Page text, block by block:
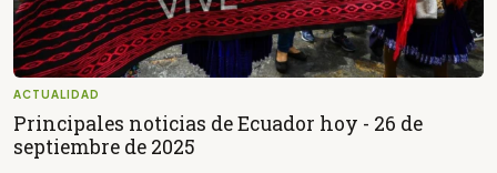
ACTUALIDAD
Principales noticias de Ecuador hoy - 26 de
septiembre de 2025